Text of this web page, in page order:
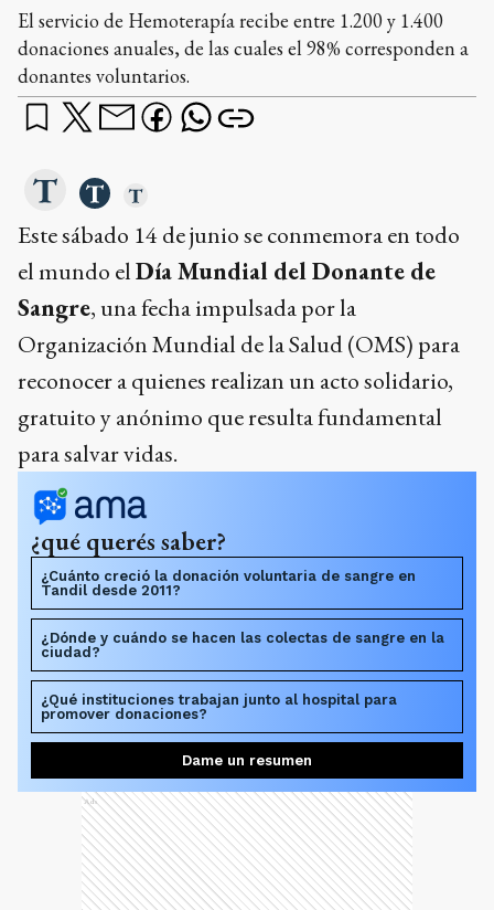
El servicio de Hemoterapía recibe entre 1.200 y 1.400
donaciones anuales, de las cuales el 98% corresponden a
donantes voluntarios.
Este sábado 14 de junio se conmemora en todo
el mundo elDía Mundial del Donante de
Sangre, una fecha impulsada por la
Organización Mundial de la Salud (OMS) para
reconocer a quienes realizan un acto solidario,
gratuito y anónimo que resulta fundamental
para salvar vidas.
¿qué querés saber?
¿Cuánto creció la donación voluntaria de sangre en
Tandil desde 2011?
¿Dónde y cuándo se hacen las colectas de sangre en la
ciudad?
¿Qué instituciones trabajan junto al hospital para
promover donaciones?
Dame un resumen
Ads